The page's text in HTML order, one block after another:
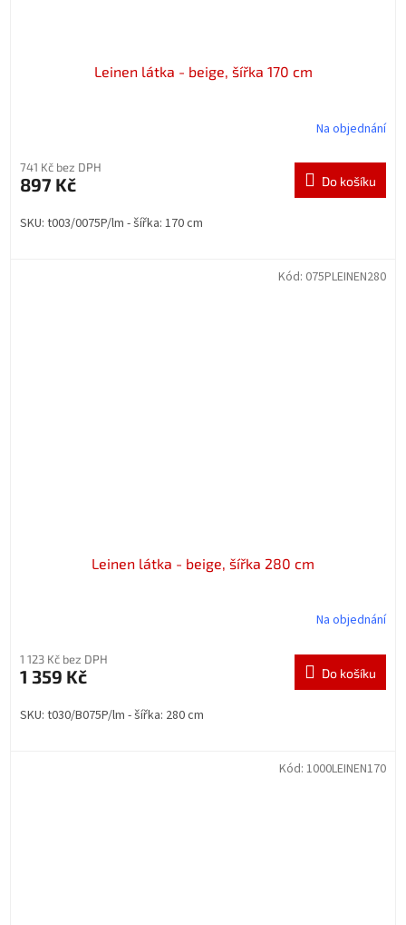
Leinen látka - beige, šířka 170 cm
Na objednání
741 Kč bez DPH
897 Kč Do košíku
SKU: t003/0075P/lm - šířka: 170 cm
Leinen látka - beige, šířka 280 cm
Na objednání
1 123 Kč bez DPH
1 359 Kč Do košíku
SKU: t030/B075P/lm - šířka: 280 cm
Kód: 075PLEINEN280
Kód: 1000LEINEN170